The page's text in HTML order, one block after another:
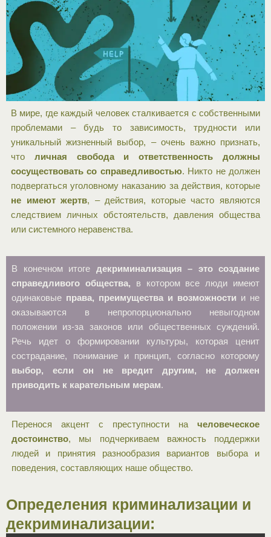
В мире, где каждый человек сталкивается с собственными
проблемами – будь то зависимость, трудности или
уникальный жизненный выбор, – очень важно признать,
что личная свобода и ответственность должны
сосуществовать со справедливостью. Никто не должен
подвергаться уголовному наказанию за действия, которые
не имеют жертв, – действия, которые часто являются
следствием личных обстоятельств, давления общества
или системного неравенства.
В конечном итоге декриминализация – это создание
справедливого общества, в котором все люди имеют
одинаковые права, преимущества и возможности и не
оказываются в непропорционально невыгодном
положении из-за законов или общественных суждений.
Речь идет о формировании культуры, которая ценит
сострадание, понимание и принцип, согласно которому
выбор, если он не вредит другим, не должен
приводить к карательным мерам.
Перенося акцент с преступности на человеческое
достоинство, мы подчеркиваем важность поддержки
людей и принятия разнообразия вариантов выбора и
поведения, составляющих наше общество.
Определения криминализации и
декриминализации: